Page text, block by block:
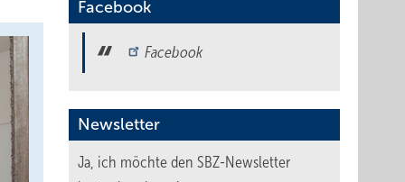
Facebook
Facebook
Newsletter
Ja, ich möchte den SBZ-Newsletter